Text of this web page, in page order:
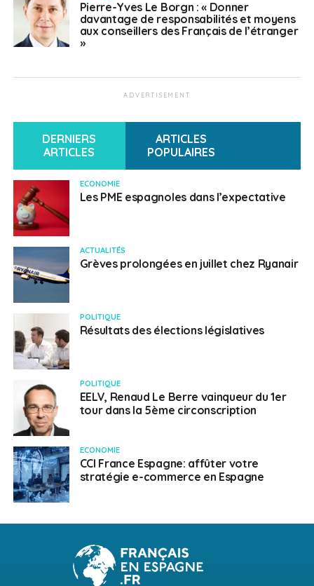
Pierre-Yves Le Borgn : « Donner
davantage de responsabilités et moyens
aux conseillers des Français de l’étranger
»
ADVERTISEMENT
DERNIERS
ARTICLES
ARTICLES
POPULAIRES
ECONOMIE
Les PME espagnoles dans l’expectative
ACTUALITÉS
Grèves prolongées en juillet chez Ryanair
POLITIQUE
Résultats des élections législatives
POLITIQUE
EELV, Renaud Le Berre vainqueur du 1er
tour dans la 5ème circonscription
ECONOMIE
CCI France Espagne: affûter votre
stratégie e-commerce en Espagne